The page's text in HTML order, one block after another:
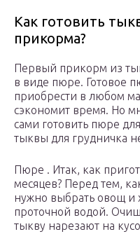
Как готовить
прикорма?
Первый прикорм из
в виде пюре. Готовое
приобрести в любом
сэкономит время. Но
сами готовить пюре
тыквы для грудничка
Пюре . Итак, как
месяцев? Перед тем,
нужно выбрать овощ и
проточной водой.
тыкву нарезают на